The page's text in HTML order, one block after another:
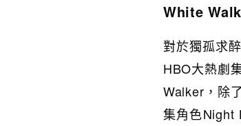
White
對於獨孤求
HBO大熱劇
Walker，除
集角色Night